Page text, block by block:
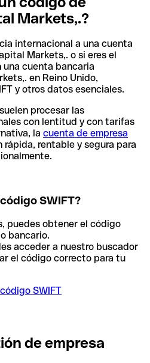
Markets,.?
internacional a una cuenta
Markets,. o si eres el
cuenta bancaria
en Reino Unido,
y otros datos esenciales.
procesar las
con lentitud y con tarifas
la cuenta de empresa
rentable y segura para
SWIFT?
puedes obtener el código
bancario.
acceder a nuestro buscador
el código correcto para tu
SWIFT
de empresa